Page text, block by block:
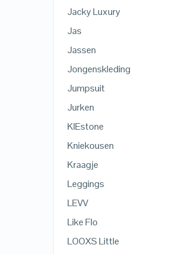
Jacky Luxury
Jas
Jassen
Jongenskleding
Jumpsuit
Jurken
KIEstone
Kniekousen
Kraagje
Leggings
LEVV
Like Flo
LOOXS Little